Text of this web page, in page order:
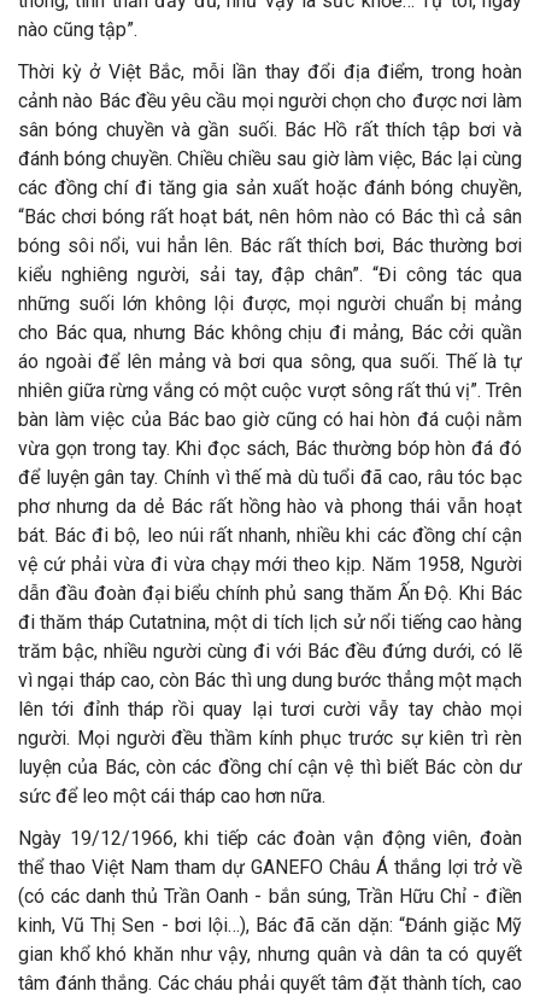
nào cũng tập”.
Thời kỳ ở Việt Bắc, mỗi lần thay đổi địa điểm, trong hoàn
cảnh nào Bác đều yêu cầu mọi người chọn cho được nơi làm
sân bóng chuyền và gần suối. Bác Hồ rất thích tập bơi và
đánh bóng chuyền. Chiều chiều sau giờ làm việc, Bác lại cùng
các đồng chí đi tăng gia sản xuất hoặc đánh bóng chuyền,
“Bác chơi bóng rất hoạt bát, nên hôm nào có Bác thì cả sân
bóng sôi nổi, vui hẳn lên. Bác rất thích bơi, Bác thường bơi
kiểu nghiêng người, sải tay, đập chân”. “Đi công tác qua
những suối lớn không lội được, mọi người chuẩn bị mảng
cho Bác qua, nhưng Bác không chịu đi mảng, Bác cởi quần
áo ngoài để lên mảng và bơi qua sông, qua suối. Thế là tự
nhiên giữa rừng vắng có một cuộc vượt sông rất thú vị”. Trên
bàn làm việc của Bác bao giờ cũng có hai hòn đá cuội nằm
vừa gọn trong tay. Khi đọc sách, Bác thường bóp hòn đá đó
để luyện gân tay. Chính vì thế mà dù tuổi đã cao, râu tóc bạc
phơ nhưng da dẻ Bác rất hồng hào và phong thái vẫn hoạt
bát. Bác đi bộ, leo núi rất nhanh, nhiều khi các đồng chí cận
vệ cứ phải vừa đi vừa chạy mới theo kịp. Năm 1958, Người
dẫn đầu đoàn đại biểu chính phủ sang thăm Ấn Độ. Khi Bác
đi thăm tháp Cutatnina, một di tích lịch sử nổi tiếng cao hàng
trăm bậc, nhiều người cùng đi với Bác đều đứng dưới, có lẽ
vì ngại tháp cao, còn Bác thì ung dung bước thẳng một mạch
lên tới đỉnh tháp rồi quay lại tươi cười vẫy tay chào mọi
người. Mọi người đều thầm kính phục trước sự kiên trì rèn
luyện của Bác, còn các đồng chí cận vệ thì biết Bác còn dư
sức để leo một cái tháp cao hơn nữa.
Ngày 19/12/1966, khi tiếp các đoàn vận động viên, đoàn
thể thao Việt Nam tham dự GANEFO Châu Á thắng lợi trở về
(có các danh thủ Trần Oanh - bắn súng, Trần Hữu Chỉ - điền
kinh, Vũ Thị Sen - bơi lội…), Bác đã căn dặn: “Đánh giặc Mỹ
gian khổ khó khăn như vậy, nhưng quân và dân ta có quyết
tâm đánh thắng. Các cháu phải quyết tâm đặt thành tích, cao